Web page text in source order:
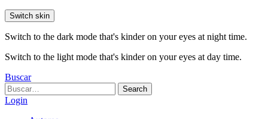
Switch skin
Switch to the dark mode that's kinder on your eyes at night time.
Switch to the light mode that's kinder on your eyes at day time.
Buscar
Search
for:
Search
Login